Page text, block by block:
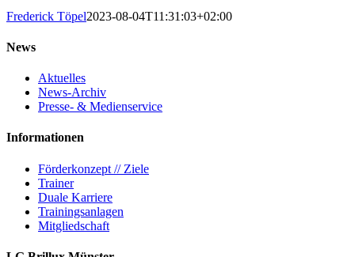
Frederick Töpel2023-08-04T11:31:03+02:00
News
Aktuelles
News-Archiv
Presse- & Medienservice
Informationen
Förderkonzept // Ziele
Trainer
Duale Karriere
Trainingsanlagen
Mitgliedschaft